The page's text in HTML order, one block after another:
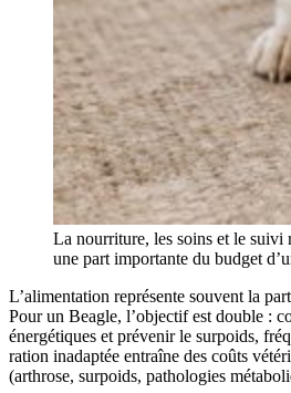
La nourriture, les soins et le suivi
une part importante du budget
L’alimentation représente souvent la
Pour un Beagle, l’objectif est double :
énergétiques et prévenir le surpoids,
ration inadaptée entraîne des coûts
(arthrose, surpoids, pathologies